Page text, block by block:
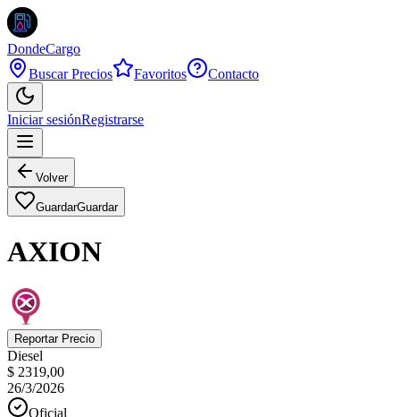
DondeCargo
Buscar Precios
Favoritos Contacto
Iniciar sesiónRegistrarse
Volver
GuardarGuardar
AXION
Reportar Precio
Diesel
$ 2319,00
26/3/2026
Oficial